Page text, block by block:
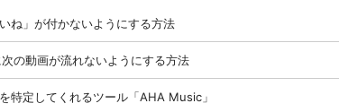
ね」が付かないようにする方法
の動画が流れないようにする方法
特定してくれるツール「AHA Music」